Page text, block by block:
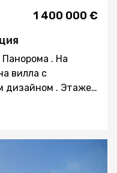
1 400 000 €
. На
вилла с
дизайном . Этажей
На первом этаже
салон с